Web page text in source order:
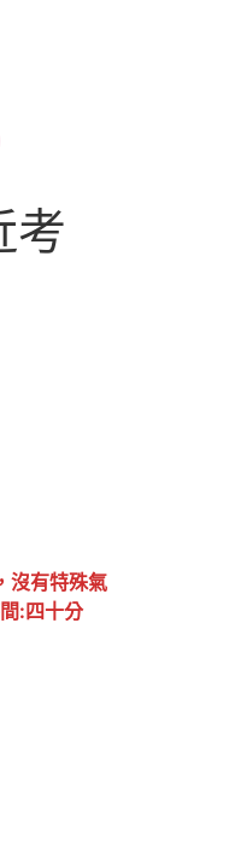
考
沒有特殊氣
:四十分